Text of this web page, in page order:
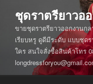
บทความ
ชุดราตรียาวอ
ขายชุดราตรียาวออกงานก
เรียบหรู ดูดีมีระดับ แบบชุด
ใคร สนใจสั่งซื้อสินค้าโทร